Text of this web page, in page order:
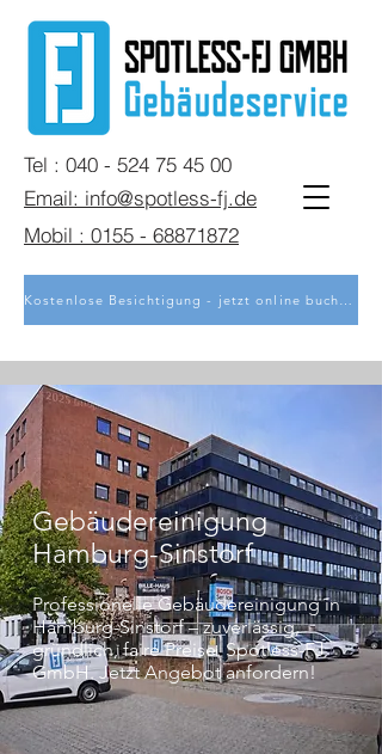
Mobil : 0155 - 68871872
Tel : 040 - 524 75 45 00
Email: info@spotless-fj.de
Kostenlose Besichtigung - jetzt online buchen
Gebäudereinigung
Hamburg-Sinstorf
Professionelle Gebäudereinigung in
Hamburg-Sinstorf – zuverlässig,
gründlich, faire Preise. Spotless-FJ
GmbH. Jetzt Angebot anfordern!